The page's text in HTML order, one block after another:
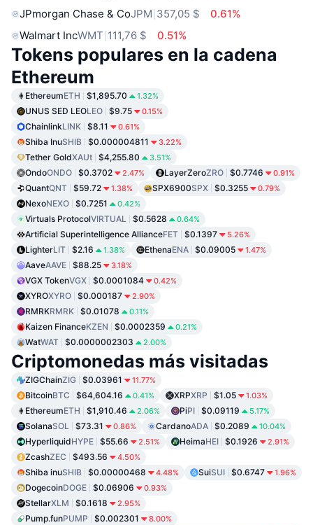
JPmorgan Chase & CoJPM 357,05 $
0.61%
Walmart IncWMT 111,76 $ 0.51%
Tokens populares en la cadena
Ethereum
EthereumETH $1,895.70 1.32%
UNUS SED LEOLEO $9.75 0.15%
ChainlinkLINK $8.11 0.61%
Shiba InuSHIB $0.000004811 3.22%
Tether GoldXAUt $4,255.80 3.51%
OndoONDO $0.3702 2.47% LayerZeroZRO $0.7746 0.91%
QuantQNT $59.72 1.38% SPX6900SPX $0.3255 0.79%
NexoNEXO $0.7251 0.42%
Virtuals ProtocolVIRTUAL $0.5628 0.64%
Artificial Superintelligence AllianceFET $0.1397 5.26%
LighterLIT $2.16 1.38% EthenaENA $0.09005 1.47%
AaveAAVE $88.25 3.18%
VGX TokenVGX $0.0001084 0.42%
XYROXYRO $0.000187 2.90%
RMRKRMRK $0.01078 0.11%
Kaizen FinanceKZEN $0.0002359 0.21%
WatWAT $0.0000002303 2.00%
Criptomonedas más visitadas
ZIGChainZIG $0.03961 11.77%
BitcoinBTC $64,604.16 0.41% XRPXRP $1.05 1.03%
EthereumETH $1,910.46 2.06% PiPI $0.09119 5.17%
SolanaSOL $73.31 0.86% CardanoADA $0.2089 10.04%
HyperliquidHYPE $55.66 2.51% HeimaHEI $0.1926 2.91%
ZcashZEC $493.56 4.50%
Shiba inuSHIB $0.00000468 4.48% SuiSUI $0.6747 1.96%
DogecoinDOGE $0.06906 0.93%
StellarXLM $0.1618 2.95%
Pump.funPUMP $0.002301 8.00%